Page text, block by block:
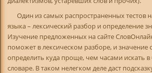
Один из самых распространенных тестов
языка – лексический разбор и определение
Изучение предложенных на сайте
поможет в лексическом разборе, и значение
определить куда проще, чем часами искать
словаре. В таком нелегком деле даст